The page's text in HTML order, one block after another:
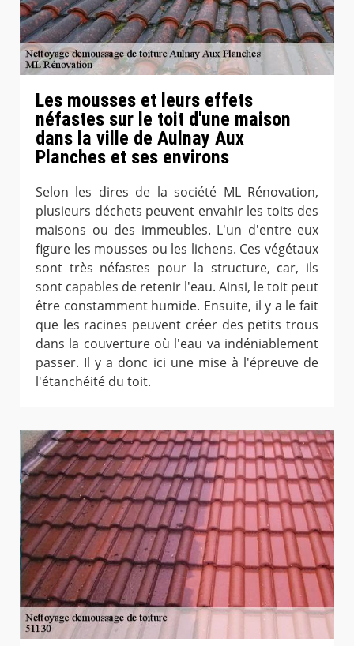
Les mousses et leurs effets
néfastes sur le toit d'une maison
dans la ville de Aulnay Aux
Planches et ses environs
Selon les dires de la société ML Rénovation,
plusieurs déchets peuvent envahir les toits des
maisons ou des immeubles. L'un d'entre eux
figure les mousses ou les lichens. Ces végétaux
sont très néfastes pour la structure, car, ils
sont capables de retenir l'eau. Ainsi, le toit peut
être constamment humide. Ensuite, il y a le fait
que les racines peuvent créer des petits trous
dans la couverture où l'eau va indéniablement
passer. Il y a donc ici une mise à l'épreuve de
l'étanchéité du toit.